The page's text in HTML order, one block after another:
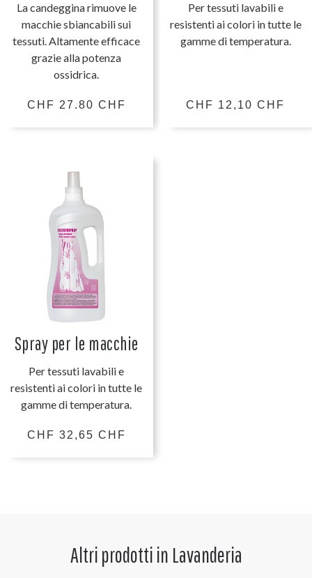
La candeggina rimuove le
macchie sbiancabili sui
tessuti. Altamente efficace
grazie alla potenza
ossidrica.
CHF 27.80 CHF
Per tessuti lavabili e
resistenti ai colori in tutte le
gamme di temperatura.
CHF 12,10 CHF
Spray per le macchie
Per tessuti lavabili e
resistenti ai colori in tutte le
gamme di temperatura.
CHF 32,65 CHF
Altri prodotti in Lavanderia